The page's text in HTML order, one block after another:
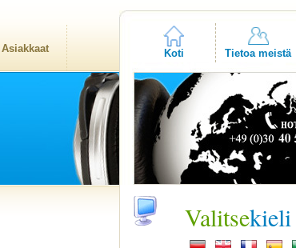
Asiakkaat Koti Tietoa meistä
Valitsekieli